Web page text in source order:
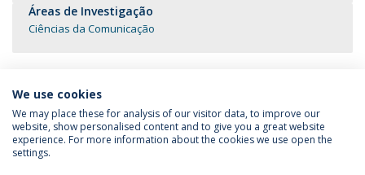
Áreas de Investigação
Ciências da Comunicação
Política de Privacidade
Termos & Condições
We use cookies
We may place these for analysis of our visitor data, to improve our
website, show personalised content and to give you a great website
experience. For more information about the cookies we use open the
settings.